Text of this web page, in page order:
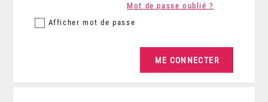
Afficher mot de passe
Mot de passe oublié ?